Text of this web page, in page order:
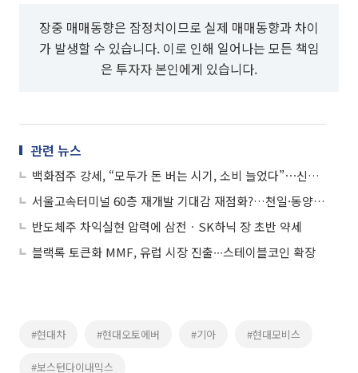
장중 매매동향은 잠정치이므로 실제 매매동향과 차이
가 발생할 수 있습니다. 이로 인해 일어나는 모든 책임
은 투자자 본인에게 있습니다.
관련 뉴스
백화점주 강세, “모두가 돈 버는 시기, 소비 늘었다”⋯신세계 6.8%↑
서울고속터미널 60층 재개발 기대감 재점화?…천일·동양고속 나란히 '상한가'
반도체주 차익실현 압력에 삼전ㆍSK하닉 장 초반 약세
블랙록 토큰화 MMF, 유럽 시장 진출∙∙∙스테이블코인 확장
#현대차 #현대오토에버 #기아 #현대모비스
#보스턴다이내믹스